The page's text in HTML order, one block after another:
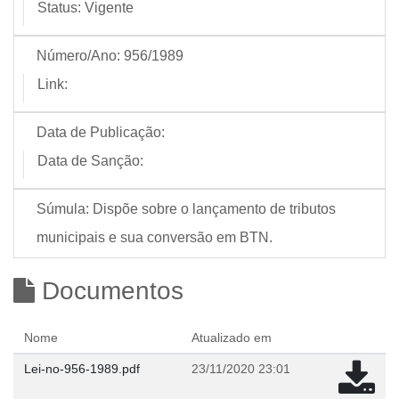
Status: Vigente
Número/Ano: 956/1989
Link:
Data de Publicação:
Data de Sanção:
Súmula: Dispõe sobre o lançamento de tributos
municipais e sua conversão em BTN.
Documentos
Nome Atualizado em
Lei-no-956-1989.pdf 23/11/2020 23:01